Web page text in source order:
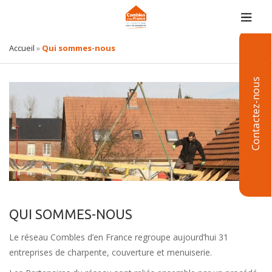
Contactez-nous
Accueil » Qui sommes-nous
QUI SOMMES-NOUS
Le réseau Combles d’en France regroupe aujourd’hui 31
entreprises de charpente, couverture et menuiserie.